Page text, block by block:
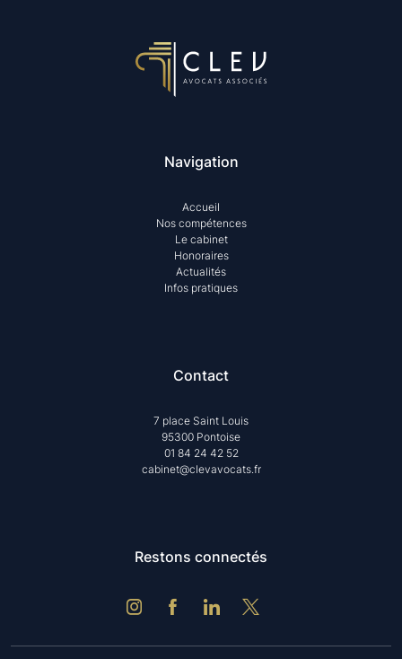
Navigation
Accueil
Nos compétences
Le cabinet
Honoraires
Actualités
Infos pratiques
Contact
7 place Saint Louis
95300 Pontoise
01 84 24 42 52
cabinet@clevavocats.fr
Restons connectés